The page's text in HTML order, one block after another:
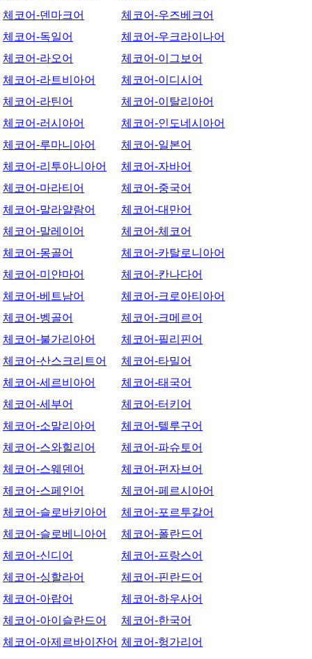
체코어-덴마크어
체코어-독일어
체코어-라오어
체코어-라트비아어
체코어-라틴어
체코어-러시아어
체코어-루마니아어
체코어-리투아니아어
체코어-마라티어
체코어-말라얄람어
체코어-말레이어
체코어-몽골어
체코어-미얀마어
체코어-베트남어
체코어-벵골어
체코어-불가리아어
체코어-산스크리트어
체코어-세르비아어
체코어-세부어
체코어-소말리아어
체코어-스와힐리어
체코어-스웨덴어
체코어-스페인어
체코어-슬로바키아어
체코어-슬로베니아어
체코어-신디어
체코어-싱할라어
체코어-아랍어
체코어-아이슬란드어
체코어-아제르바이잔어
체코어-우즈베크어
체코어-우크라이나어
체코어-이그보어
체코어-이디시어
체코어-이탈리아어
체코어-인도네시아어
체코어-일본어
체코어-자바어
체코어-중국어
체코어-대만어
체코어-체코어
체코어-카탈로니아어
체코어-칸나다어
체코어-크로아티아어
체코어-크메르어
체코어-필리핀어
체코어-타밀어
체코어-태국어
체코어-터키어
체코어-텔루구어
체코어-파슈토어
체코어-펀자브어
체코어-페르시아어
체코어-포르투갈어
체코어-폴란드어
체코어-프랑스어
체코어-핀란드어
체코어-하우사어
체코어-한국어
체코어-헝가리어